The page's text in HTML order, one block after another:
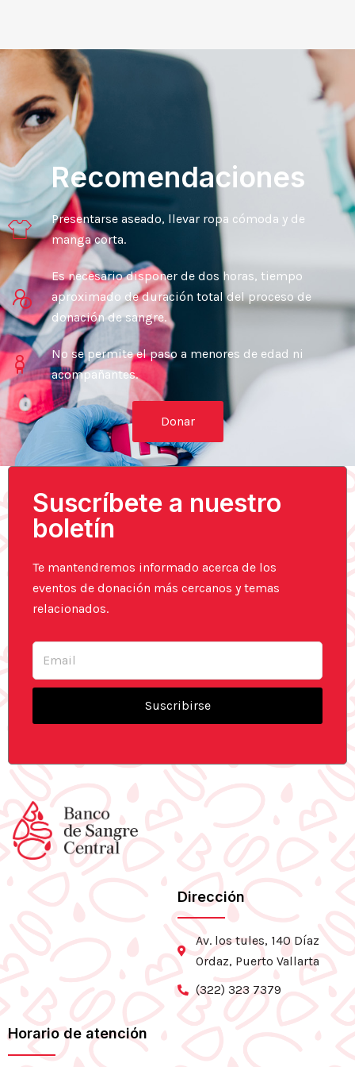
Recomendaciones
Presentarse aseado, llevar ropa cómoda y de
manga corta.
Es necesario disponer de dos horas, tiempo
aproximado de duración total del proceso de
donación de sangre.
No se permite el paso a menores de edad ni
acompañantes.
Donar
Suscríbete a nuestro
boletín
Te mantendremos informado acerca de los
eventos de donación más cercanos y temas
relacionados.
Email
Suscribirse
Dirección
Av. los tules, 140 Díaz
Ordaz, Puerto Vallarta
(322) 323 7379
Horario de atención